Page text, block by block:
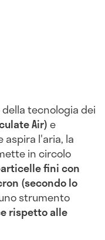
tecnologia dei
Air)e
aspira l'aria, la
in circolo
fini con
(secondo lo
strumento
rispetto alle